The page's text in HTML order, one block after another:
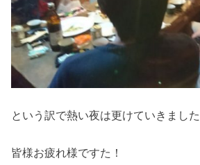
という訳で熱い夜は更けていきました
皆様お疲れ様ですた！